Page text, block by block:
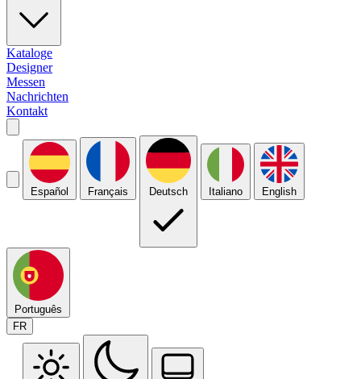
Kataloge
Designer
Messen
Nachrichten
Kontakt
Español Français Deutsch Italiano English
Português
FR